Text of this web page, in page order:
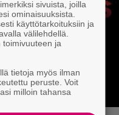
sivuista, joilla
ominaisuuksista.
käyttötarkoituksiin ja
välilehdellä.
toimivuuteen ja
tietoja myös ilman
peruste. Voit
milloin tahansa